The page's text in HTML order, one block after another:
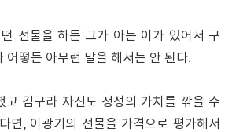
선물을 하든 그가 아는 이가 있어서 구
어떻든 아무런 말을 해서는 안 된다.
고 김구라 자신도 정성의 가치를 깎을 수
면, 이광기의 선물을 가격으로 평가해서